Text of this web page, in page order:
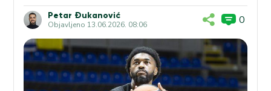
Petar Đukanović
Objavljeno 13.06.2026. 08:06 0